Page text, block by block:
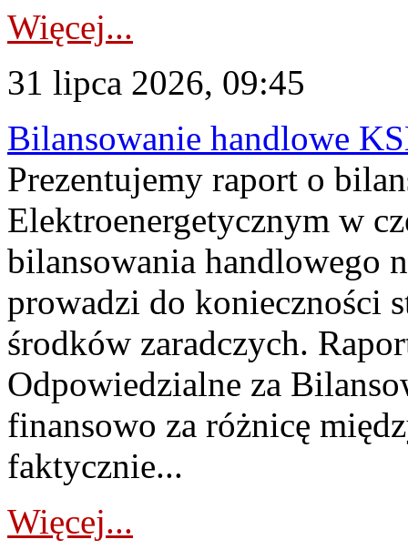
Więcej...
31 lipca 2026, 09:45
Bilansowanie handlowe
Prezentujemy raport o
Elektroenergetycznym w
bilansowania handlowego
prowadzi do konieczności
środków zaradczych.
Odpowiedzialne za
finansowo za różnicę
faktycznie...
Więcej...